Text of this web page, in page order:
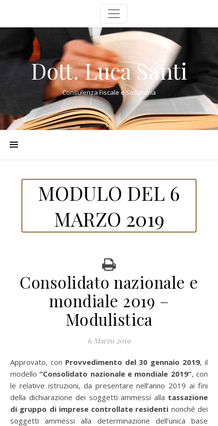
Dott. Luca Santi
Consulenza Fiscale e Societaria
MODULO DEL 6
MARZO 2019
Consolidato nazionale e
mondiale 2019 –
Modulistica
6 Marzo 2019
Approvato, con Provvedimento del 30 gennaio 2019, il
modello“Consolidato nazionale e mondiale 2019”, con
le relative istruzioni, da presentare nell’anno 2019 ai fini
della dichiarazione dei soggetti ammessi alla tassazione
di gruppo di imprese controllate residenti nonché dei
soggetti ammessi alla determinazione dell’unica base